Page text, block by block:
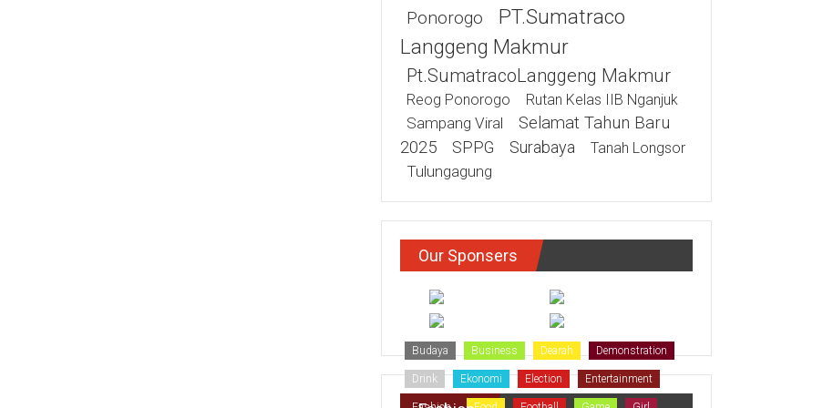
Ponorogo
PT.Sumatraco
Langgeng Makmur
Pt.SumatracoLanggeng Makmur
Reog Ponorogo Rutan Kelas IIB Nganjuk
Sampang Viral
Selamat Tahun Baru
2025
SPPG Surabaya Tanah Longsor
Tulungagung
Our Sponsers
Budaya Business Dearah Demonstration
Drink Ekonomi Election Entertainment